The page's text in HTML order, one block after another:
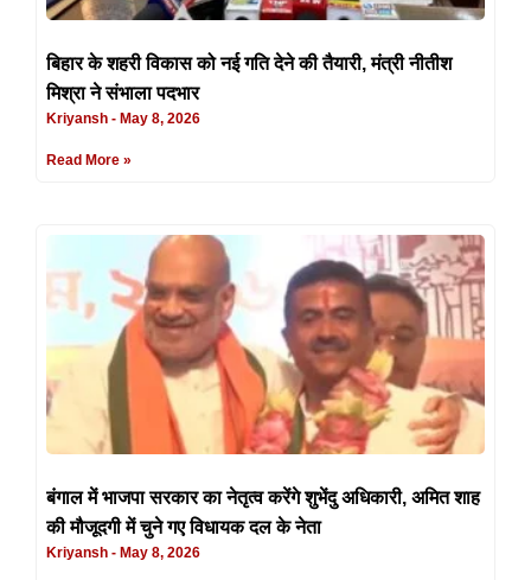
बिहार के शहरी विकास को नई गति देने की तैयारी, मंत्री नीतीश
मिश्रा ने संभाला पदभार
Kriyansh May 8, 2026
Read More »
बंगाल में भाजपा सरकार का नेतृत्व करेंगे शुभेंदु अधिकारी, अमित शाह
की मौजूदगी में चुने गए विधायक दल के नेता
Kriyansh May 8, 2026